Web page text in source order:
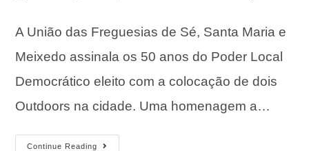
A União das Freguesias de Sé, Santa Maria e
Meixedo assinala os 50 anos do Poder Local
Democrático eleito com a colocação de dois
Outdoors na cidade. Uma homenagem a…
Continue Reading